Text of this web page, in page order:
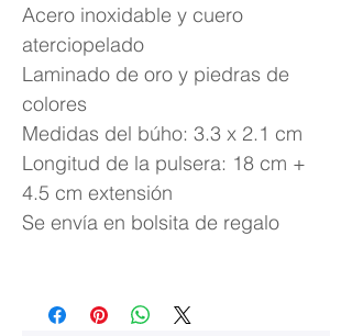
Acero inoxidable y cuero
aterciopelado
Laminado de oro y piedras de
colores
Medidas del búho: 3.3 x 2.1 cm
Longitud de la pulsera: 18 cm +
4.5 cm extensión
Se envía en bolsita de regalo